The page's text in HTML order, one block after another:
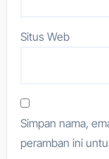
Situs Web
Simpan nama,
peramban ini